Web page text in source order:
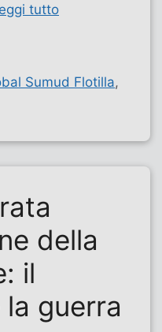
tutto
Sumud Flotilla,
della
il
guerra